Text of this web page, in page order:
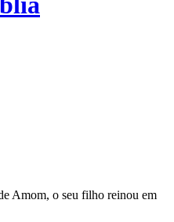
Amom, o seu filho reinou em